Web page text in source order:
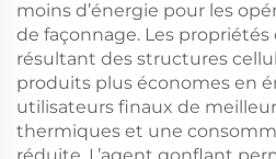
moins d’énergie pour les
de façonnage. Les propriétés
résultant des structures
produits plus économes en
utilisateurs finaux de
thermiques et une